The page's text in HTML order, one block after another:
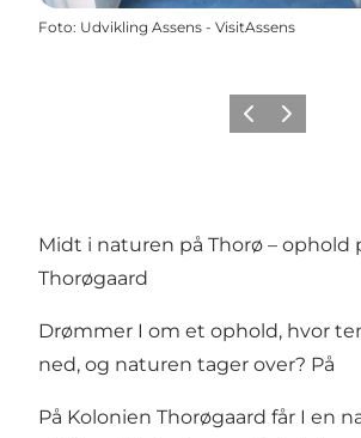
Foto: Udvikling Assens - VisitAssens
ForrigeNæste
Midt i naturen på Thorø – ophold
Thorøgaard
Drømmer I om et ophold, hvor
ned, og naturen tager over? På
På Kolonien Thorøgaard får I en